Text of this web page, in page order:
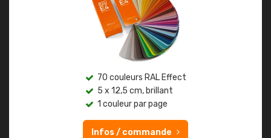
70 couleurs RAL Effect
5 x 12,5 cm, brillant
1 couleur par page
Infos / commande